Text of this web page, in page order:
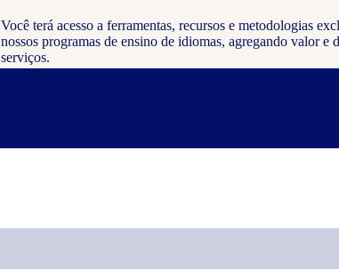
Você terá acesso a ferramentas, recursos e metodologias
nossos programas de ensino de idiomas, agregando valor e
serviços.
valor à sua empresa e demonstrando compromisso com a